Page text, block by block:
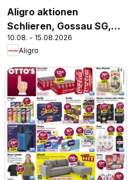
Aligro aktionen
Schlieren, Gossau SG,
Frauenfeld, Rapperswil-
Jona, Sargans, Bern
10.08. - 15.08.2026
Aligro